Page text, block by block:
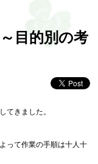
目的別の考
てきました。
って作業の手順は十人十